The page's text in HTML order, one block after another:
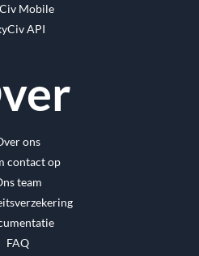
Mobile
API
ons
contact op
team
FAQ